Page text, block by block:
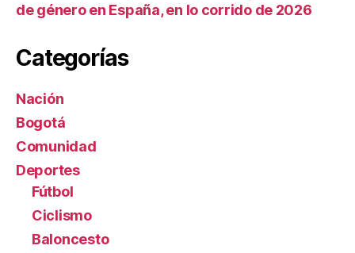
de género en España, en lo corrido de 2026
Categorías
Nación
Bogotá
Comunidad
Deportes
Fútbol
Ciclismo
Baloncesto